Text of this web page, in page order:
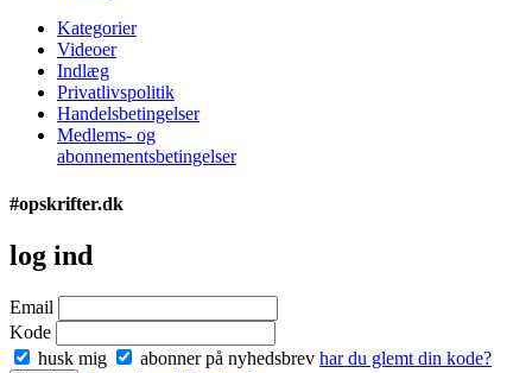
Kategorier
Videoer
Indlæg
Privatlivspolitik
Handelsbetingelser
Medlems- og
abonnementsbetingelser
#opskrifter.dk
log ind
Email
Kode
husk mig
abonner på nyhedsbrev har du glemt din kode?